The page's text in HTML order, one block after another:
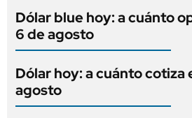
Dólar blue hoy: a cuánto
6 de agosto
Dólar hoy: a cuánto cotiza
agosto